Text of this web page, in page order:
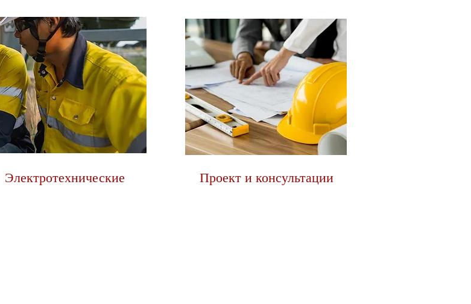
Электротехнические Проект и консультации